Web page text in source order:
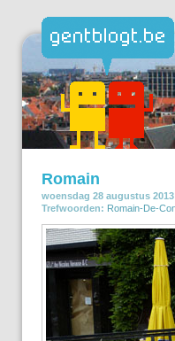
Romain
woensdag 28 augustus 2013
Trefwoorden: Romain-De-